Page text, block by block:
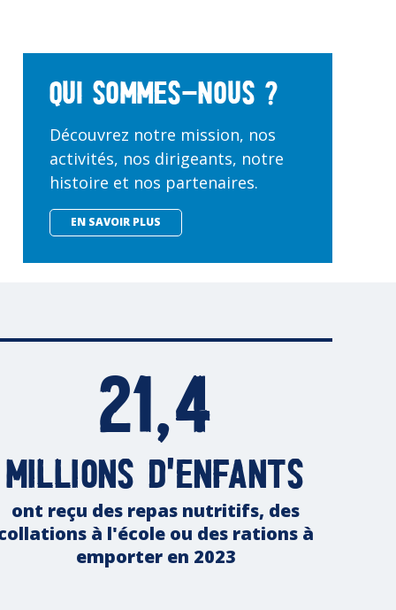
Qui sommes-nous ?
Découvrez notre mission, nos
activités, nos dirigeants, notre
histoire et nos partenaires.
EN SAVOIR PLUS
21,4
millions d'enfants
ont reçu des repas nutritifs, des
à l'école ou des rations à
emporter en 2023